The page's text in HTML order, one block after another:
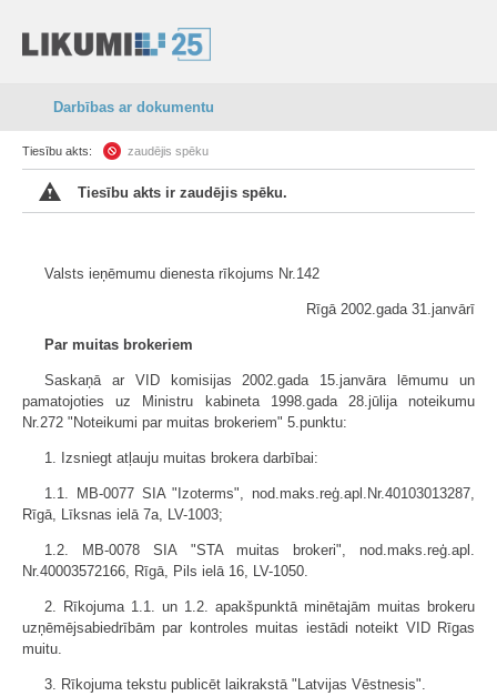
Darbības ar dokumentu
Tiesību akts: zaudējis spēku
Tiesību akts ir zaudējis spēku.
Valsts ieņēmumu dienesta rīkojums Nr.142
Rīgā 2002.gada 31.janvārī
Par muitas brokeriem
Saskaņā ar VID komisijas 2002.gada 15.janvāra lēmumu un
pamatojoties uz Ministru kabineta 1998.gada 28.jūlija noteikumu
Nr.272 "Noteikumi par muitas brokeriem" 5.punktu:
1. Izsniegt atļauju muitas brokera darbībai:
1.1. MB-0077 SIA "Izoterms", nod.maks.reģ.apl.Nr.40103013287,
Rīgā, Līksnas ielā 7a, LV-1003;
1.2. MB-0078 SIA "STA muitas brokeri", nod.maks.reģ.apl.
Nr.40003572166, Rīgā, Pils ielā 16, LV-1050.
2. Rīkojuma 1.1. un 1.2. apakšpunktā minētajām muitas brokeru
uzņēmējsabiedrībām par kontroles muitas iestādi noteikt VID Rīgas
muitu.
3. Rīkojuma tekstu publicēt laikrakstā "Latvijas Vēstnesis".